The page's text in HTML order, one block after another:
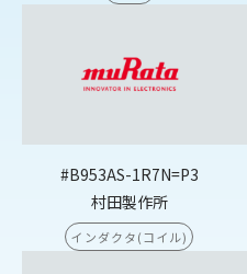
#B953AS-1R7N=P3
村田製作所
インダクタ(コイル)